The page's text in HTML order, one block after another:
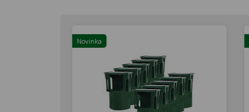
Novinka